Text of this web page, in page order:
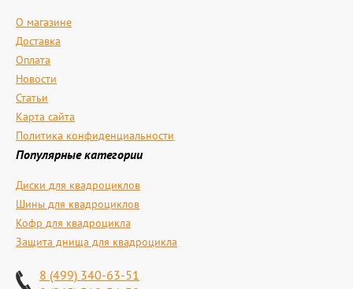
О магазине
Доставка
Оплата
Новости
Статьи
Карта сайта
Политика конфиденциальности
Популярные категории
Диски для квадроциклов
Шины для квадроциклов
Кофр для квадроцикла
Защита днища для квадроцикла
8 (499) 340-63-51